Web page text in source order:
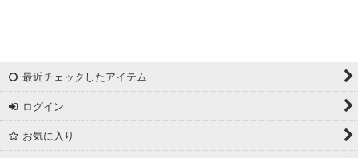
最近チェックしたアイテム
ログイン
お気に入り